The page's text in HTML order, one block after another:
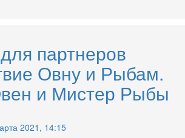
партнеров
Овну и Рыбам.
и Мистер Рыбы
2021, 14:15